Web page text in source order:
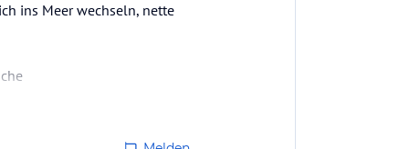
ins Meer wechseln, nette